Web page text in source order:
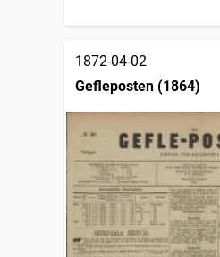
1872-04-02
Gefleposten (1864)